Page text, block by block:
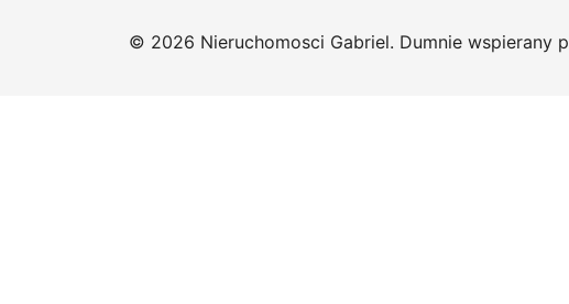
© 2026 Nieruchomosci Gabriel. Dumnie wspierany